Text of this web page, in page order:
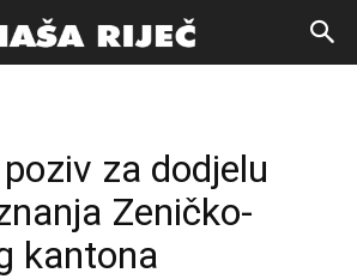
za dodjelu
Zeničko-
kantona